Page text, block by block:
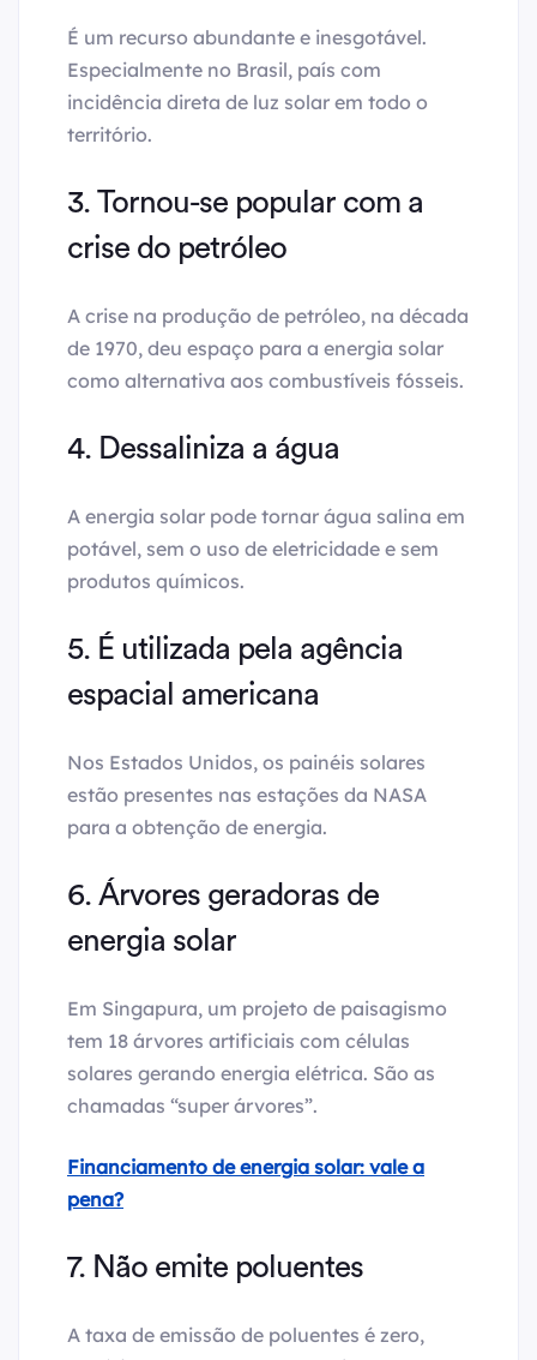
É um recurso abundante e inesgotável.
Especialmente no Brasil, país com
incidência direta de luz solar em todo o
território.
3. Tornou-se popular com a
crise do petróleo
A crise na produção de petróleo, na década
de 1970, deu espaço para a energia solar
como alternativa aos combustíveis fósseis.
4. Dessaliniza a água
A energia solar pode tornar água salina em
potável, sem o uso de eletricidade e sem
produtos químicos.
5. É utilizada pela agência
espacial americana
Nos Estados Unidos, os painéis solares
estão presentes nas estações da NASA
para a obtenção de energia.
6. Árvores geradoras de
energia solar
Em Singapura, um projeto de paisagismo
tem 18 árvores artificiais com células
solares gerando energia elétrica. São as
chamadas “super árvores”.
Financiamento de energia solar: vale a
pena?
7. Não emite poluentes
A taxa de emissão de poluentes é zero,